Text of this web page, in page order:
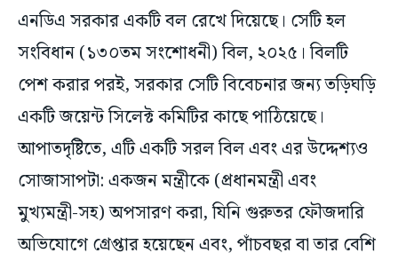
এনডিএ সরকার একটি বল রেখে দিয়েছে। সেটি হল
সংবিধান (১৩০তম সংশোধনী) বিল, ২০২৫। বিলটি
পেশ করার পরই, সরকার সেটি বিবেচনার জন্য তড়িঘড়ি
একটি জয়েন্ট সিলেক্ট কমিটির কাছে পাঠিয়েছে।
আপাতদৃষ্টিতে, এটি একটি সরল বিল এবং এর উদ্দেশ্যও
সোজাসাপটা: একজন মন্ত্রীকে (প্রধানমন্ত্রী এবং
মুখ্যমন্ত্রী-সহ) অপসারণ করা, যিনি গুরুতর ফৌজদারি
অভিযোগে গ্রেপ্তার হয়েছেন এবং, পাঁচবছর বা তার বেশি